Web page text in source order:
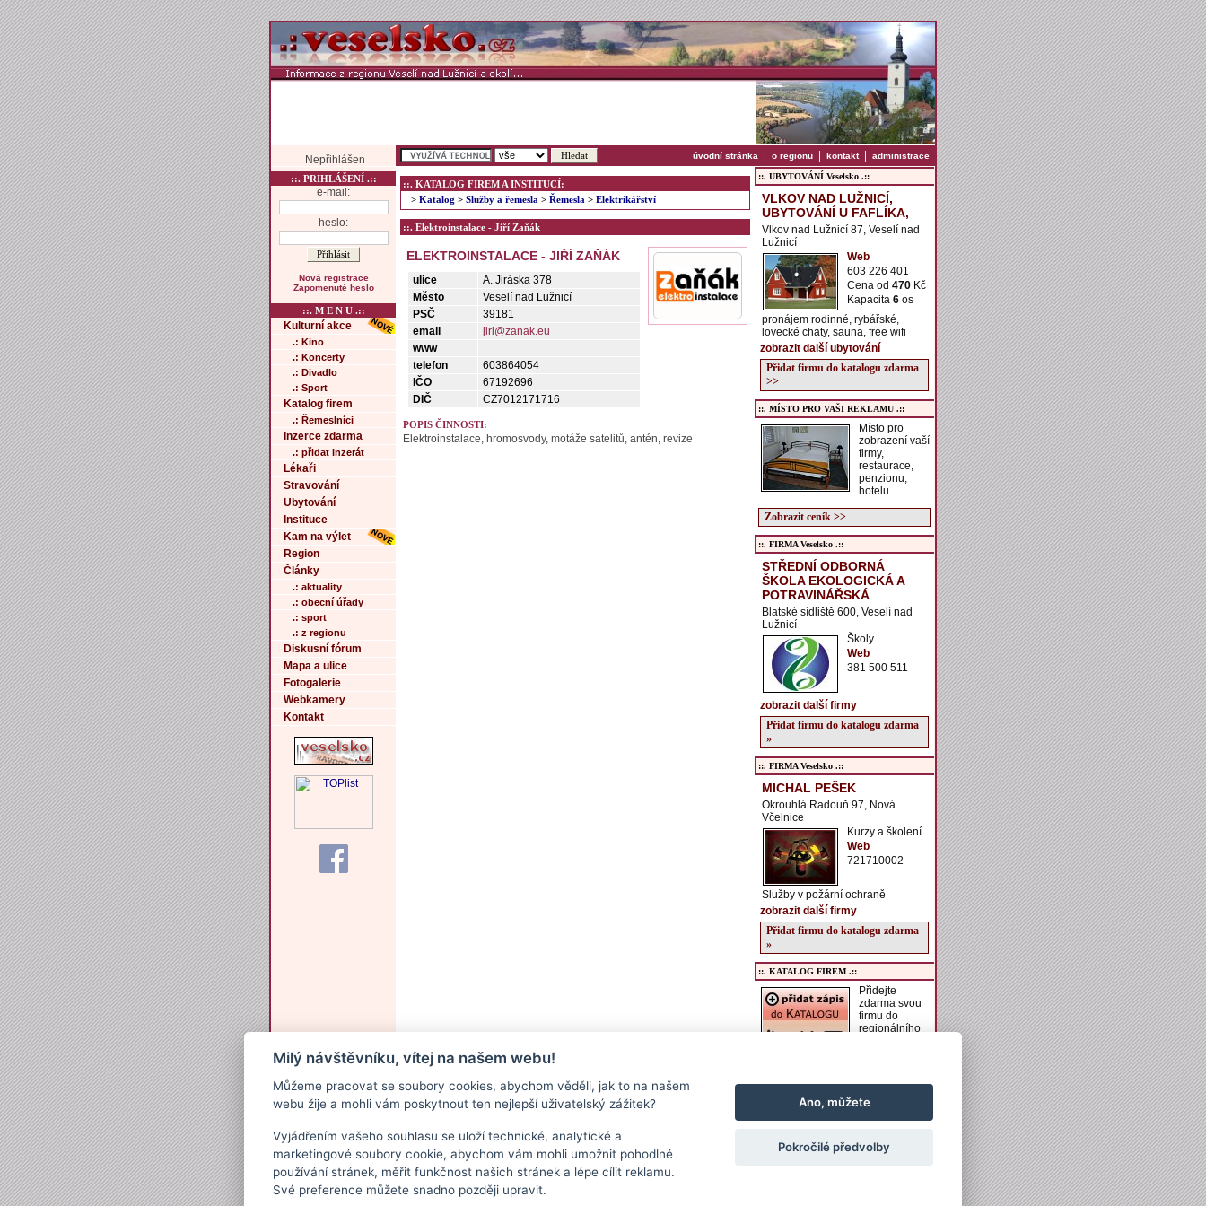
Nepřihlášen úvodní stránka | o regionu | kontakt| administrace
::. PRIHLÁŠENÍ .::
e-mail:
heslo:
Nová registrace
Zapomenuté heslo
::. M E N U .::
Kulturní akce
.: Kino
.: Koncerty
.: Divadlo
.: Sport
Katalog firem
.: Řemeslníci
Inzerce zdarma
.: přidat inzerát
Lékaři
Stravování
Ubytování
Instituce
Kam na výlet
Region
Články
.: aktuality
.: obecní úřady
.: sport
.: z regionu
Diskusní fórum
Mapa a ulice
Fotogalerie
Webkamery
Kontakt
::. KATALOG FIREM A INSTITUCÍ:
> Katalog > Služby a řemesla > Řemesla > Elektrikářství
::. Elektroinstalace - Jiří Zaňák
ELEKTROINSTALACE - JIŘÍ ZAŇÁK
ulice
A. Jiráska 378
Město
Veselí nad Lužnicí
PSČ
39181
email
jiri@zanak.eu
www
telefon
603864054
IČO
67192696
DIČ
CZ7012171716
POPIS ČINNOSTI:
Elektroinstalace, hromosvody, motáže satelitů, antén, revize
::. UBYTOVÁNÍ Veselsko .::
VLKOV NAD LUŽNICÍ,
UBYTOVÁNÍ U FAFLÍKA,
Vlkov nad Lužnicí 87, Veselí nad
Lužnicí
Web
603 226 401
Cena od 470 Kč
Kapacita 6 os
pronájem rodinné, rybářské,
lovecké chaty, sauna, free wifi
zobrazit další ubytování
Přidat firmu do katalogu zdarma
>>
::. MÍSTO PRO VAŠI REKLAMU .::
Místo pro
zobrazení vaší
firmy,
restaurace,
penzionu,
hotelu...
Zobrazit ceník >>
::. FIRMA Veselsko .::
STŘEDNÍ ODBORNÁ
ŠKOLA EKOLOGICKÁ A
POTRAVINÁŘSKÁ
Blatské sídliště 600, Veselí nad
Lužnicí
Školy
Web
381 500 511
zobrazit další firmy
Přidat firmu do katalogu zdarma
»
::. FIRMA Veselsko .::
MICHAL PEŠEK
Okrouhlá Radouň 97, Nová
Včelnice
Kurzy a školení
Web
721710002
Služby v požární ochraně
zobrazit další firmy
Přidat firmu do katalogu zdarma
»
::. KATALOG FIREM .::
Přidejte
zdarma svou
firmu do
regionálního
regionu, vkládání obrázků a
Přidat firmu do katalogu zdarma
Kontakt
Milý návštěvníku, vítej na našem webu!
Můžeme pracovat se soubory cookies, abychom věděli, jak to na našem
webu žije a mohli vám poskytnout ten nejlepší uživatelský zážitek?
Vyjádřením vašeho souhlasu se uloží technické, analytické a
marketingové soubory cookie, abychom vám mohli umožnit pohodlné
používání stránek, měřit funkčnost našich stránek a lépe cílit reklamu.
Své preference můžete snadno později upravit.
Ano, můžete
Pokročilé předvolby